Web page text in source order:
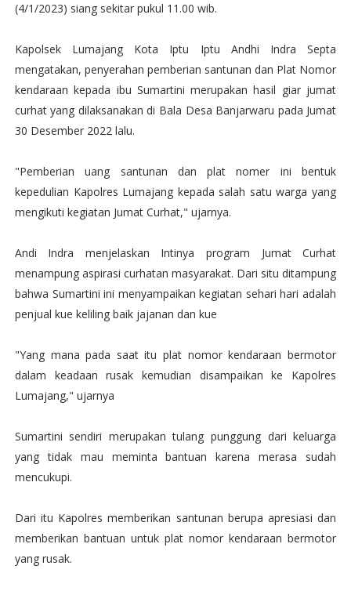
(4/1/2023) siang sekitar pukul 11.00 wib.
Kapolsek Lumajang Kota Iptu Iptu Andhi Indra Septa
mengatakan, penyerahan pemberian santunan dan Plat Nomor
kendaraan kepada ibu Sumartini merupakan hasil giar jumat
curhat yang dilaksanakan di Bala Desa Banjarwaru pada Jumat
30 Desember 2022 lalu.
"Pemberian uang santunan dan plat nomer ini bentuk
kepedulian Kapolres Lumajang kepada salah satu warga yang
mengikuti kegiatan Jumat Curhat," ujarnya.
Andi Indra menjelaskan Intinya program Jumat Curhat
menampung aspirasi curhatan masyarakat. Dari situ ditampung
bahwa Sumartini ini menyampaikan kegiatan sehari hari adalah
penjual kue keliling baik jajanan dan kue
"Yang mana pada saat itu plat nomor kendaraan bermotor
dalam keadaan rusak kemudian disampaikan ke Kapolres
Lumajang," ujarnya
Sumartini sendiri merupakan tulang punggung dari keluarga
yang tidak mau meminta bantuan karena merasa sudah
mencukupi.
Dari itu Kapolres memberikan santunan berupa apresiasi dan
memberikan bantuan untuk plat nomor kendaraan bermotor
yang rusak.